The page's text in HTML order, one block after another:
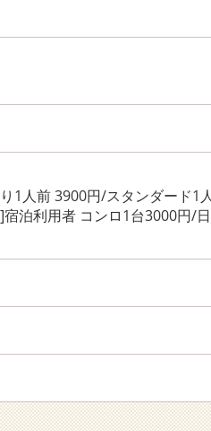
1人前 3900円/スタンダード1
泊利用者 コンロ1台3000円/